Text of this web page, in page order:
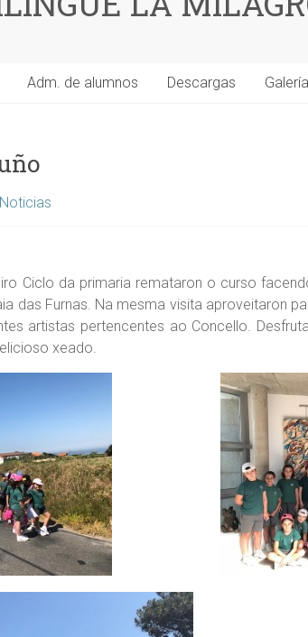
Adm. de alumnos Descargas Galería
Noticias
Ciclo da primaria remataron o curso
das Furnas. Na mesma visita aproveitaron
artistas pertencentes ao Concello.
xeado.